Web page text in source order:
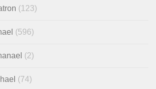
(123)
(596)
(2)
(74)